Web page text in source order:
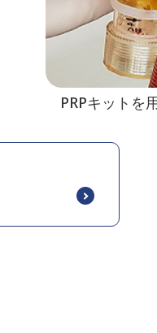
PRPキットを